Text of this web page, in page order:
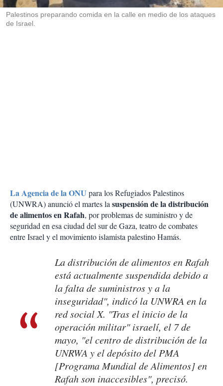
r
Palestinos preparando comida en la calle en medio de los ataques
de Israel.
La Agencia de la ONU para los Refugiados Palestinos
(UNWRA) anunció el martes lasuspensión de la distribución
de alimentos en Rafah, por problemas de suministro y de
seguridad en esa ciudad del sur de Gaza, teatro de combates
entre Israel y el movimiento islamista palestino Hamás.
La distribución de alimentos en Rafah
está actualmente suspendida debido a
la falta de suministros y a la
inseguridad", indicó la UNWRA en la
red social X. "Tras el inicio de la
operación militar" israelí, el 7 de
mayo, "el centro de distribución de la
UNRWA y el depósito del PMA
[Programa Mundial de Alimentos] en
Rafah son inaccesibles", precisó.